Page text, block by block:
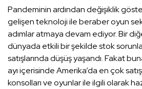
Pandeminin ardından değişiklik
gelişen teknoloji ile beraber oyun
adımlar atmaya devam ediyor. Bir
dünyada etkili bir şekilde stok
satışlarında düşüş yaşandı. Fakat
ayı içerisinde Amerika’da en çok
konsolları ve oyunlar ile ilgili olarak